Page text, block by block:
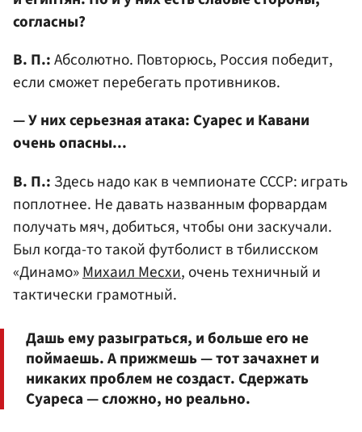
согласны?
В. П.:Абсолютно. Повторюсь, Россия победит,
если сможет перебегать противников.
— У них серьезная атака: Суарес и Кавани
очень опасны...
В. П.: Здесь надо как в чемпионате СССР: играть
поплотнее. Не давать названным форвардам
получать мяч, добиться, чтобы они заскучали.
Был когда-то такой футболист в тбилисском
«Динамо»Михаил Месхи, очень техничный и
тактически грамотный.
Дашь ему разыграться, и больше его не
поймаешь. А прижмешь — тот зачахнет и
никаких проблем не создаст. Сдержать
Суареса — сложно, но реально.